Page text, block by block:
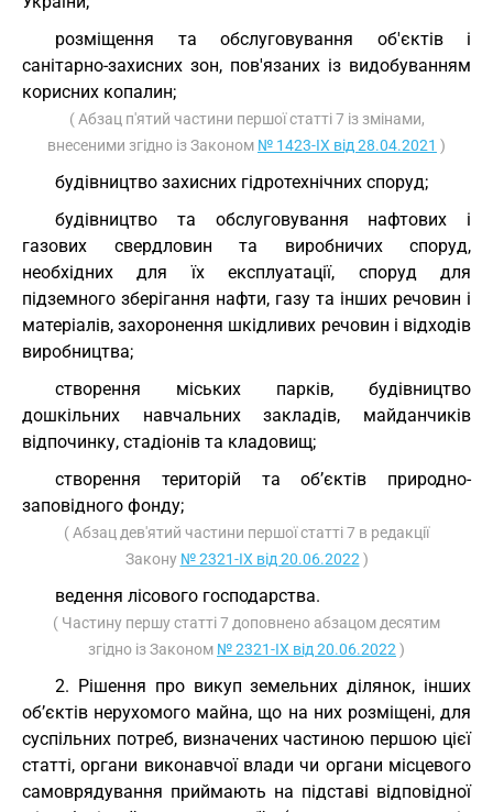
розміщення та обслуговування об'єктів і
санітарно-захисних зон, пов'язаних із видобуванням
корисних копалин;
( Абзац п'ятий частини першої статті 7 із змінами,
внесеними згідно із Законом № 1423-IX від 28.04.2021 )
будівництво захисних гідротехнічних споруд;
будівництво та обслуговування нафтових і
газових свердловин та виробничих споруд,
необхідних для їх експлуатації, споруд для
підземного зберігання нафти, газу та інших речовин і
матеріалів, захоронення шкідливих речовин і відходів
виробництва;
створення міських парків, будівництво
дошкільних навчальних закладів, майданчиків
відпочинку, стадіонів та кладовищ;
створення територій та об’єктів природно-
заповідного фонду;
( Абзац дев'ятий частини першої статті 7 в редакції
Закону № 2321-IX від 20.06.2022 )
ведення лісового господарства.
( Частину першу статті 7 доповнено абзацом десятим
згідно із Законом № 2321-IX від 20.06.2022 )
2. Рішення про викуп земельних ділянок, інших
об’єктів нерухомого майна, що на них розміщені, для
суспільних потреб, визначених частиною першою цієї
статті, органи виконавчої влади чи органи місцевого
самоврядування приймають на підставі відповідної